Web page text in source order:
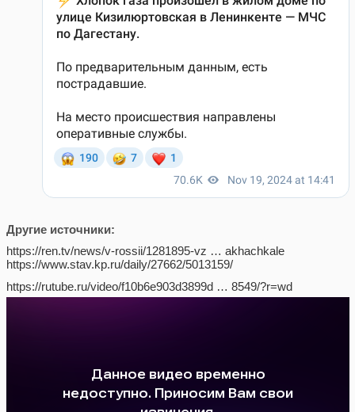
Другие источники:
https://ren.tv/news/v-rossii/1281895-vz … akhachkale
https://www.stav.kp.ru/daily/27662/5013159/
https://rutube.ru/video/f10b6e903d3899d … 8549/?r=wd